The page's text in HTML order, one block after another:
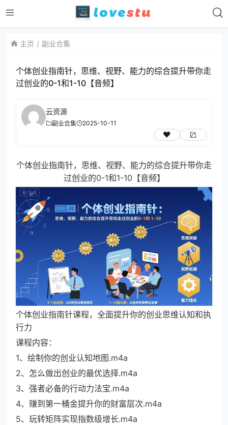
主页 副业合集
个体创业指南针，思维、视野、能力的综合提升带你走
过创业的0-1和1-10【音频】
云资源
副业合集 2025-10-11
个体创业指南针，思维、视野、能力的综合提升带你走
过创业的0-1和1-10【音频】
个体创业指南针课程，全面提升你的创业思维认知和执
行力
课程内容：
1、绘制你的创业认知地图.m4a
2、怎么做出创业的最优选择.m4a
3、强者必备的行动力法宝.m4a
4、赚到第一桶金提升你的财富层次.m4a
5、玩转矩阵实现指数级增长.m4a